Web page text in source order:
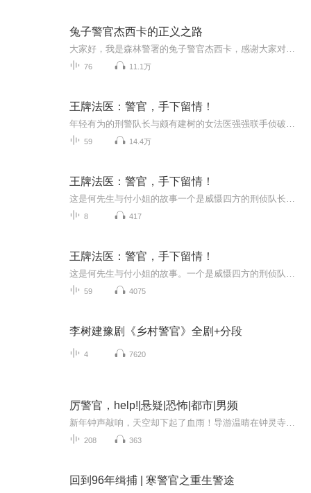
兔子警官杰西卡的正义之路
76 11.1万
王牌法医：警官，手下留情！
59 14.4万
王牌法医：警官，手下留情！
8 417
王牌法医：警官，手下留情！
59 4075
李树建豫剧《乡村警官》全剧+分段
4 7620
厉警官，help!|悬疑|恐怖|都市|男频
208 363
回到96年缉捕 | 寒警官之重生警途